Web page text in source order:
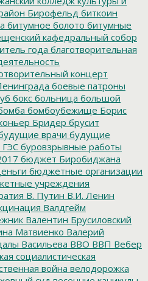
Бирофельд биткоин
битумное болото битумные
кафедральный собор
года благотворительная
концерт
боевые патроны
бокс больница большой
бомбоубежище Борис
Бридер брусит
врачи будущие
ГЭСбуровзрывные работы
бюджет Биробиджана
бюджетные организации
учреждения
В. Путин В.И. Ленин
Валдгейм
Валентин Брусиловский
Матвиенко Валерий
Васильева ВВО ВВП Вебер
социалистическая
война велодорожка